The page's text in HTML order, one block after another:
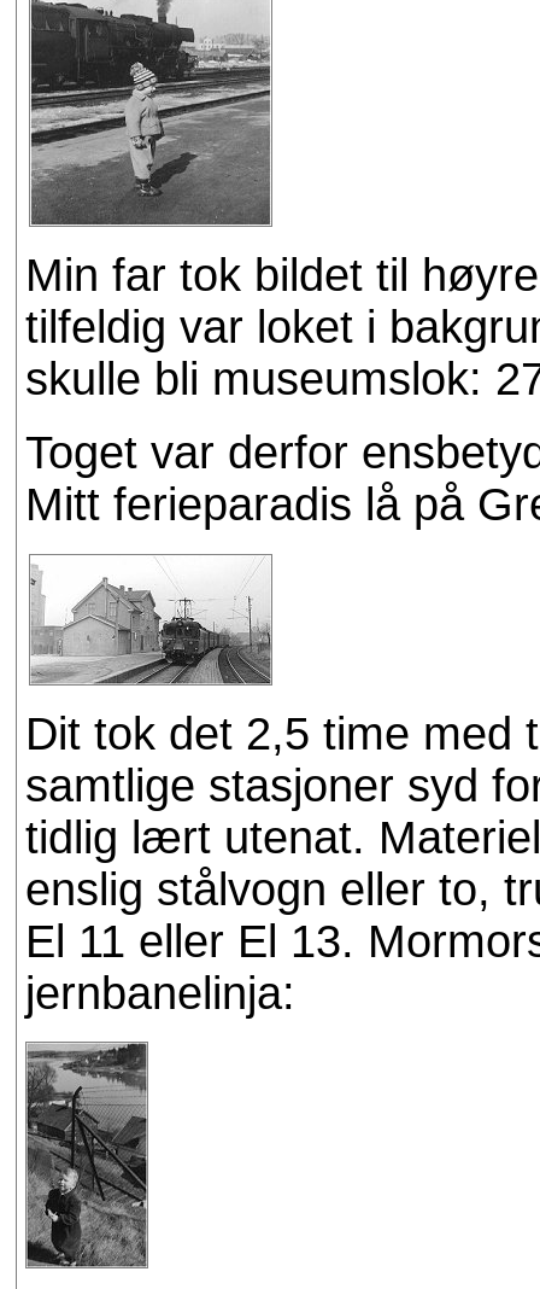
Min far tok bildet til
tilfeldig var loket i
skulle bli museumslok:
Toget var derfor
Mitt ferieparadis lå på
Dit tok det 2,5 time med
samtlige stasjoner syd
tidlig lært utenat.
enslig stålvogn eller to,
El 11 eller El 13.
jernbanelinja: